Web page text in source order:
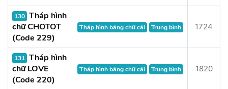
130 Tháp hình
chữ CHOTOT
(Code 229)
Tháp hình bảng chữ cái Trung bình 1724
131 Tháp hình
chữ LOVE
(Code 220)
Tháp hình bảng chữ cái Trung bình 1820